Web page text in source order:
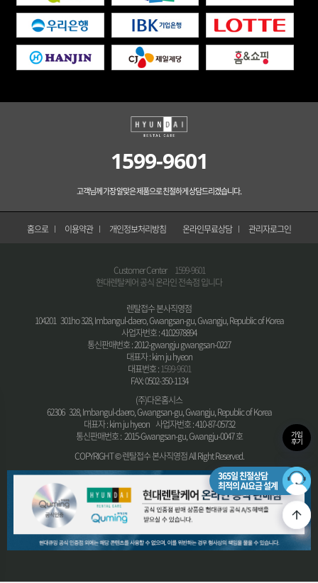
1599-9601
고객님께 가장 알맞은 제품으로 친절하게 상담드리겠습니다.
홈으로 이용약관 개인정보처리방침 온라인무료상담 관리자로그인
Customer Center 1599-9601
현대렌탈케어 공식 온라인 전속점 입니다
렌탈접수 본사직영점
104201 301ho 328, Imbangul-daero, Gwangsan-gu, Gwangju, Republic of Korea
사업자번호 : 4102978894
통신판매번호 : 2012-gwangju gwangsan-0227
대표자 : kim ju hyeon
대표번호 :1599-9601
FAX: 0502-350-1134
(주)다온홈시스
62306 328, Imbangul-daero, Gwangsan-gu, Gwangju, Republic of Korea
대표자 : kim ju hyeon 사업자번호 : 410-87-05732
통신판매번호 : 2015-Gwangsan-gu, Gwangju-0047 호
COPYRIGHT © 렌탈접수 본사직영점 All Right Reserved.
가입
후기
365일 친절상담
최적의 AI요금 설계